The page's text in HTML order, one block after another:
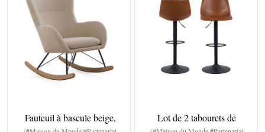
Fauteuil à bascule beige, Lot de 2 tabourets de